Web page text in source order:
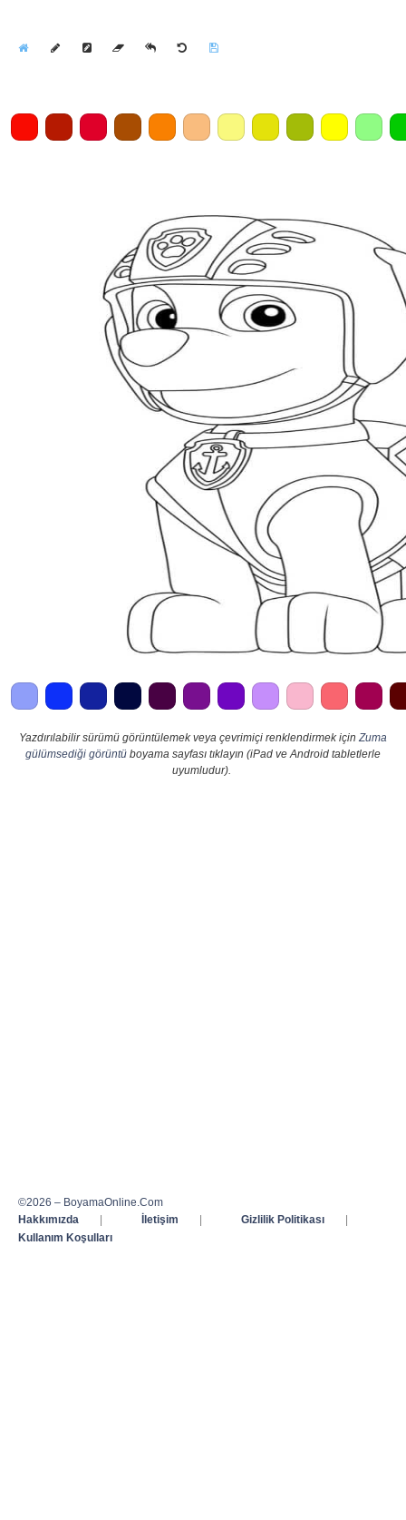
Yazdırılabilir sürümü görüntülemek veya çevrimiçi renklendirmek için Zuma
gülümsediği görüntü boyama sayfası tıklayın (iPad ve Android tabletlerle
uyumludur).
©2026 – BoyamaOnline.Com
Hakkımızda
| İletişim | Gizlilik Politikası
|
Kullanım Koşulları